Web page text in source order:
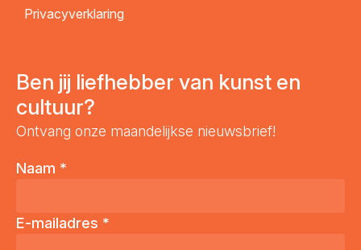
Privacyverklaring
Ben jij liefhebber van kunst en
cultuur?
Ontvang onze maandelijkse nieuwsbrief!
Naam *
E-mailadres *